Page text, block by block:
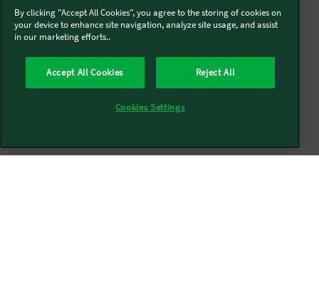
Karriere bei Vorwerk
Karriere bei Thermomix®
By clicking "Accept All Cookies", you agree to the storing of cookies on
your device to enhance site navigation, analyze site usage, and assist
in our marketing efforts..
Accept All Cookies Reject All
Cookies Settings